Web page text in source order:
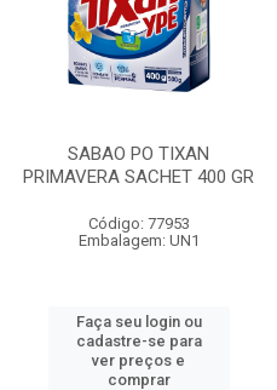
SABAO PO TIXAN
PRIMAVERA SACHET 400 GR
Código: 77953
Embalagem: UN1
Faça seu login ou
cadastre-se para
ver preços e
comprar